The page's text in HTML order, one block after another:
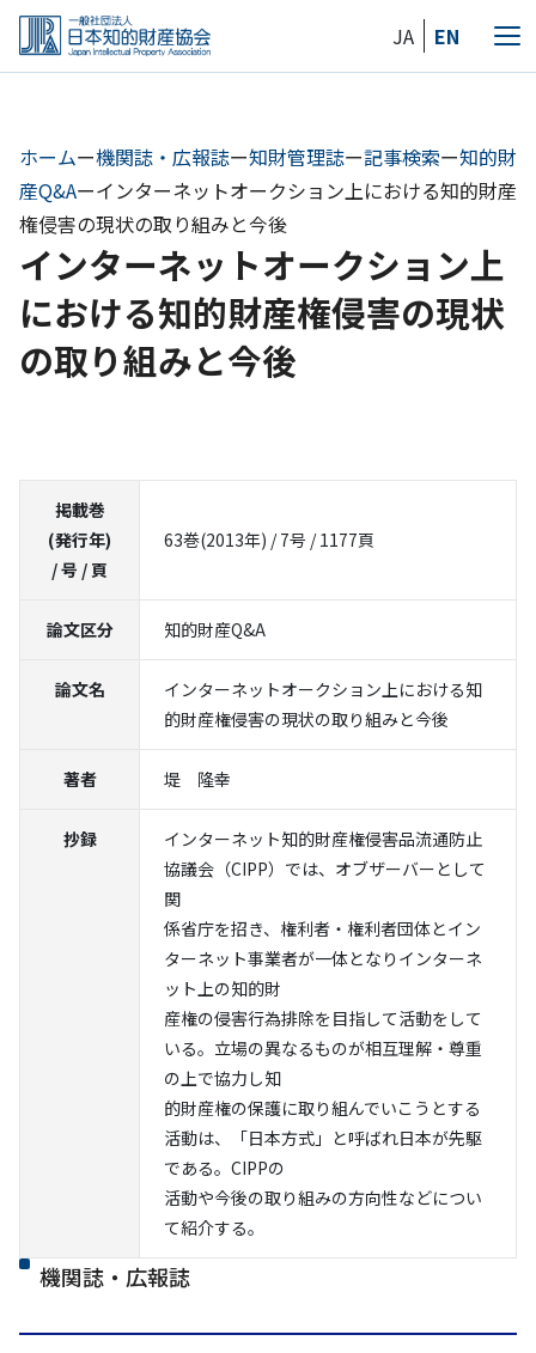
Skip
the
JA EN
メ
ー
ホームー機関誌・広報誌ー知財管理誌ー記事検索ー知的財
産Q&Aーインターネットオークション上における知的財産
権侵害の現状の取り組みと今後
インターネットオークション上
における知的財産権侵害の現状
の取り組みと今後
掲載巻
(発行年)
/ 号 / 頁
63巻(2013年) / 7号 / 1177頁
論文区分 知的財産Q&A
論文名
インターネットオークション上における知
的財産権侵害の現状の取り組みと今後
著者 堤 隆幸
抄録
インターネット知的財産権侵害品流通防止
協議会（CIPP）では、オブザーバーとして
関
係省庁を招き、権利者・権利者団体とイン
ターネット事業者が一体となりインターネ
ット上の知的財
産権の侵害行為排除を目指して活動をして
いる。立場の異なるものが相互理解・尊重
の上で協力し知
的財産権の保護に取り組んでいこうとする
活動は、「日本方式」と呼ばれ日本が先駆
である。CIPPの
活動や今後の取り組みの方向性などについ
て紹介する。
機関誌・広報誌